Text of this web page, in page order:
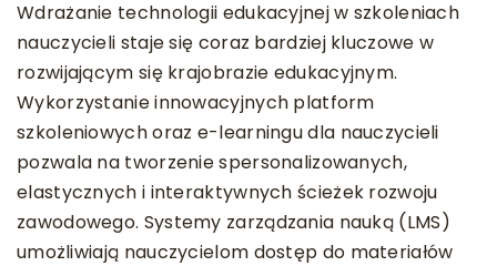
Wdrażanie technologii edukacyjnej w szkoleniach
nauczycieli staje się coraz bardziej kluczowe w
rozwijającym się krajobrazie edukacyjnym.
Wykorzystanie innowacyjnych platform
szkoleniowych oraz e-learningu dla nauczycieli
pozwala na tworzenie spersonalizowanych,
elastycznych i interaktywnych ścieżek rozwoju
zawodowego. Systemy zarządzania nauką (LMS)
umożliwiają nauczycielom dostęp do materiałów